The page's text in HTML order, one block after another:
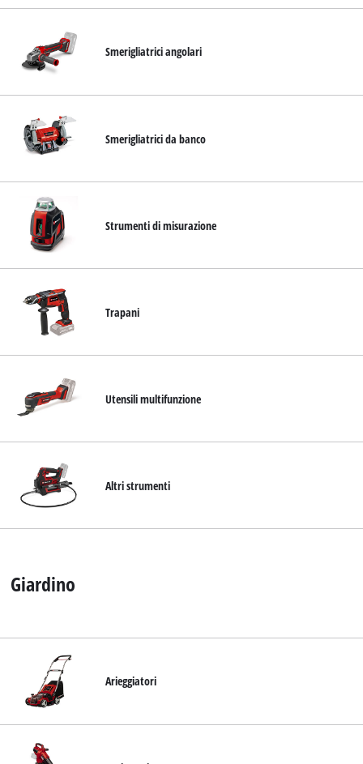
Smerigliatrici angolari
Smerigliatrici da banco
Strumenti di misurazione
Trapani
Utensili multifunzione
Altri strumenti
Giardino
Arieggiatori